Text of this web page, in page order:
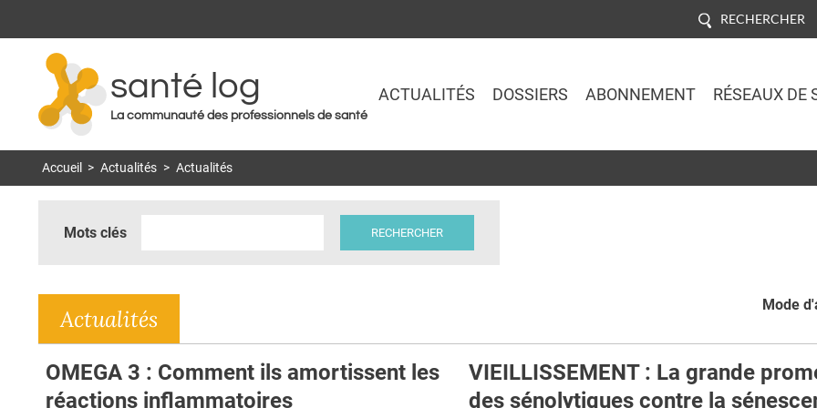
RECHERCHER
santé log
La communauté des professionnels de santé
ACTUALITÉS DOSSIERS ABONNEMENT RÉSEAUX DE
Accueil > Actualités > Actualités
Mots clés
Mode
Actualités
OMEGA 3 : Comment ils amortissent les
réactions inflammatoires
VIEILLISSEMENT : La grande
des sénolytiques contre la